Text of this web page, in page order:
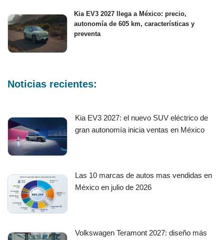
Kia EV3 2027 llega a México: precio,
autonomía de 605 km, características y
preventa
Noticias recientes:
Kia EV3 2027: el nuevo SUV eléctrico de
gran autonomía inicia ventas en México
Las 10 marcas de autos mas vendidas en
México en julio de 2026
Volkswagen Teramont 2027: diseño más